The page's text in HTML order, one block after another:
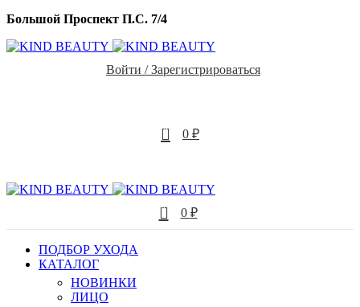
Большой Проспект П.С. 7/4
Войти / Зарегистрироваться
0 0 ₽
0 0 ₽
ПОДБОР УХОДА
КАТАЛОГ
НОВИНКИ
ЛИЦО